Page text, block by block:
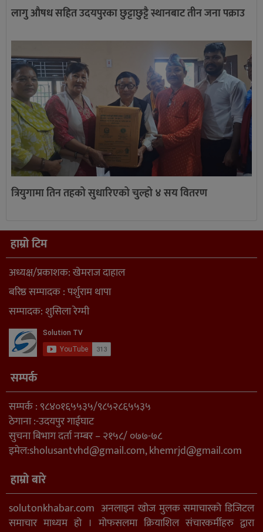
लागु औषध सहित उदयपुरका छुट्टाछुट्टै स्थानबाट तीन जना पक्राउ
त्रियुगामा तिन तहको सुधारिएको चुल्हो ४ सय वितरण
हाम्रो टिम
अध्यक्ष/प्रकाशक: खेमराज दाहाल
बरिष्ठ सम्पादक : पर्शुराम थापा
सम्पादक: शुसिला रेग्मी
सम्पर्क
सम्पर्क : ९८४०१६५५३५/९८५२८६५५३५
ठेगाना :-उदयपुर गाईघाट
सुचना बिभाग दर्ता नम्बर – २१५८/ ०७७-७८
इमेल:sholusantvhd@gmail.com,khemrjd@gmail.com
हाम्रो बारे
solutonkhabar.com अनलाइन खोज मुलक समाचारको डिजिटल
समाचार माध्यम हो । मोफसलमा क्रियाशिल संचारकर्मीहरु द्वारा